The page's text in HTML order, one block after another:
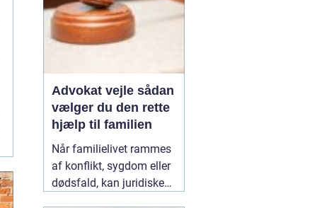
Advokat vejle sådan
vælger du den rette
hjælp til familien
Når familielivet rammes
af konflikt, sygdom eller
dødsfald, kan juridiske